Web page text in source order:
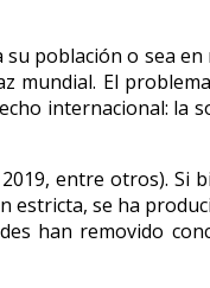
población o sea
mundial. El
internacional: la
entre otros). Si
se ha
han removido